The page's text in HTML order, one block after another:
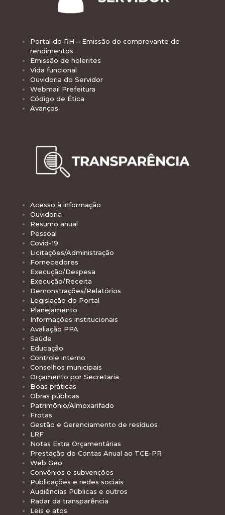
Portal do RH – Emissão do comprovante de
rendimentos
Emissão de holerites
Vida funcional
Ouvidoria do Servidor
Webmail Prefeitura
Código de Ética
Avanços
Acesso à informação
Ouvidoria
Resumo anual
Pessoal
Covid-19
Licitações/Administração
Fornecedores
Execução/Despesa
Execução/Receita
Demonstrações/Relatórios
Legislação do Portal
Planejamento
Informações institucionais
Avaliação PPA
Saúde
Educação
Controle interno
Conselhos municipais
Orçamento por Secretaria
Boas práticas
Obras públicas
Patrimônio/Almoxarifado
Frotas
Gestão e Gerenciamento de resíduos
LRF
Notas Extra Orçamentárias
Prestação de Contas Anual ao TCE-PR
Web Geo
Convênios e subvenções
Publicações e redes sociais
Audiências Públicas e outros
Radar da transparência
Leis e atos